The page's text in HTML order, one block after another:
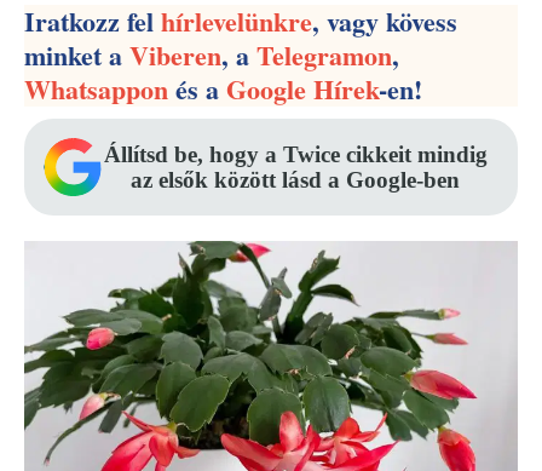
Iratkozz felhírlevelünkre, vagy kövess
minket aViberen, aTelegramon,
Whatsapponés aGoogle Hírek-en!
Állítsd be, hogy a Twice cikkeit mindig
az elsők között lásd a Google-ben